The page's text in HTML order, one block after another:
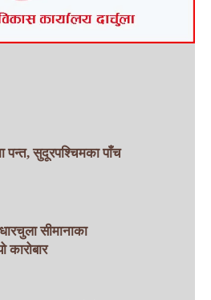
पन्त, सुदूरपश्चिमका पाँच
सीमानाका